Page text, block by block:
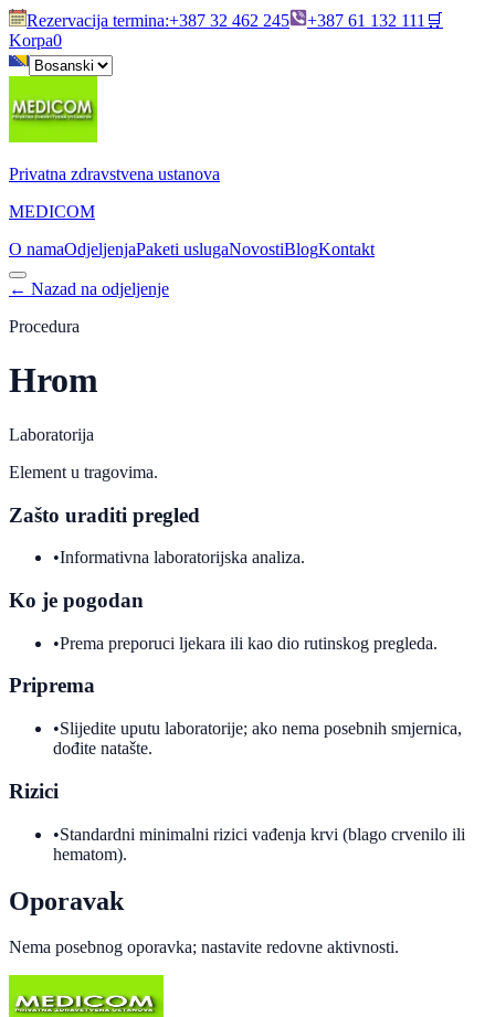
Rezervacija termina:+387 32 462 245 +387 61 132 111 🛒
Korpa0
Privatna zdravstvena ustanova
MEDICOM
O namaOdjeljenjaPaketi uslugaNovostiBlogKontakt
← Nazad na odjeljenje
Procedura
Hrom
Laboratorija
Element u tragovima.
Zašto uraditi pregled
•Informativna laboratorijska analiza.
Ko je pogodan
•Prema preporuci ljekara ili kao dio rutinskog pregleda.
Priprema
•Slijedite uputu laboratorije; ako nema posebnih smjernica,
dođite natašte.
Rizici
•Standardni minimalni rizici vađenja krvi (blago crvenilo ili
hematom).
Oporavak
Nema posebnog oporavka; nastavite redovne aktivnosti.